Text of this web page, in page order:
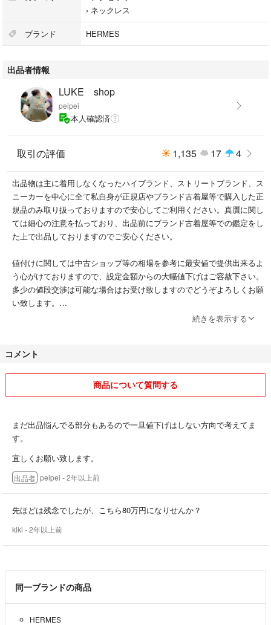
› ネックレス
ブランド HERMES
出品者情報
LUKE shop
peipei
本人確認済
取引の評価 1,135 17 4
出品物は主に着用しなくなったハイブランド、ストリートブランド、ス
ニーカーを中心に全て私自身が正規店やブランド古着屋等で購入した正
規品のみ取り扱っておりますので安心してご利用ください。真贋に関し
ては細心の注意を払っており、出品前にブランド古着屋等での鑑定をし
た上で出品しておりますのでご安心ください。
値付けに関しては中古ショップ等の相場を参考に最安値で提供出来るよ
う心がけておりますので、設定金額からの大幅値下げはご容赦下さい。
多少の値段交渉は可能な場合はお受け致しますのでどうぞよろしくお願
い致します。
続きを表示する
コメント
商品について質問する
まだ出品悩んでる部分もあるので一旦値下げはしない方向で考えてま
す。
宜しくお願い致します。
出品者 peipei - 2年以上前
先ほどは残念でしたが、こちら80万円になりせんか？
kiki - 2年以上前
同一ブランドの商品
HERMES